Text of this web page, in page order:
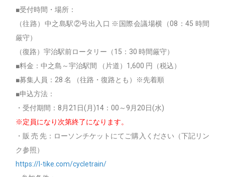
■受付時間・場所：
（往路）中之島駅②号出入口 ※国際会議場横（08：45 時間
厳守）
（復路）宇治駅前ロータリー（15：30 時間厳守）
■料金：中之島～宇治駅間 （片道）1,600 円（税込）
■募集人員：28 名 （往路・復路とも）※先着順
■申込方法：
・受付期間：8月21日(月)14：00～9月20日(水)
※定員になり次第終了になります。
・販 売 先：ローソンチケットにてご購入ください（下記リン
ク参照）
https://l-tike.com/cycletrain/